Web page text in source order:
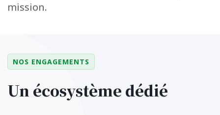
mission.
NOS ENGAGEMENTS
Un écosystème dédié